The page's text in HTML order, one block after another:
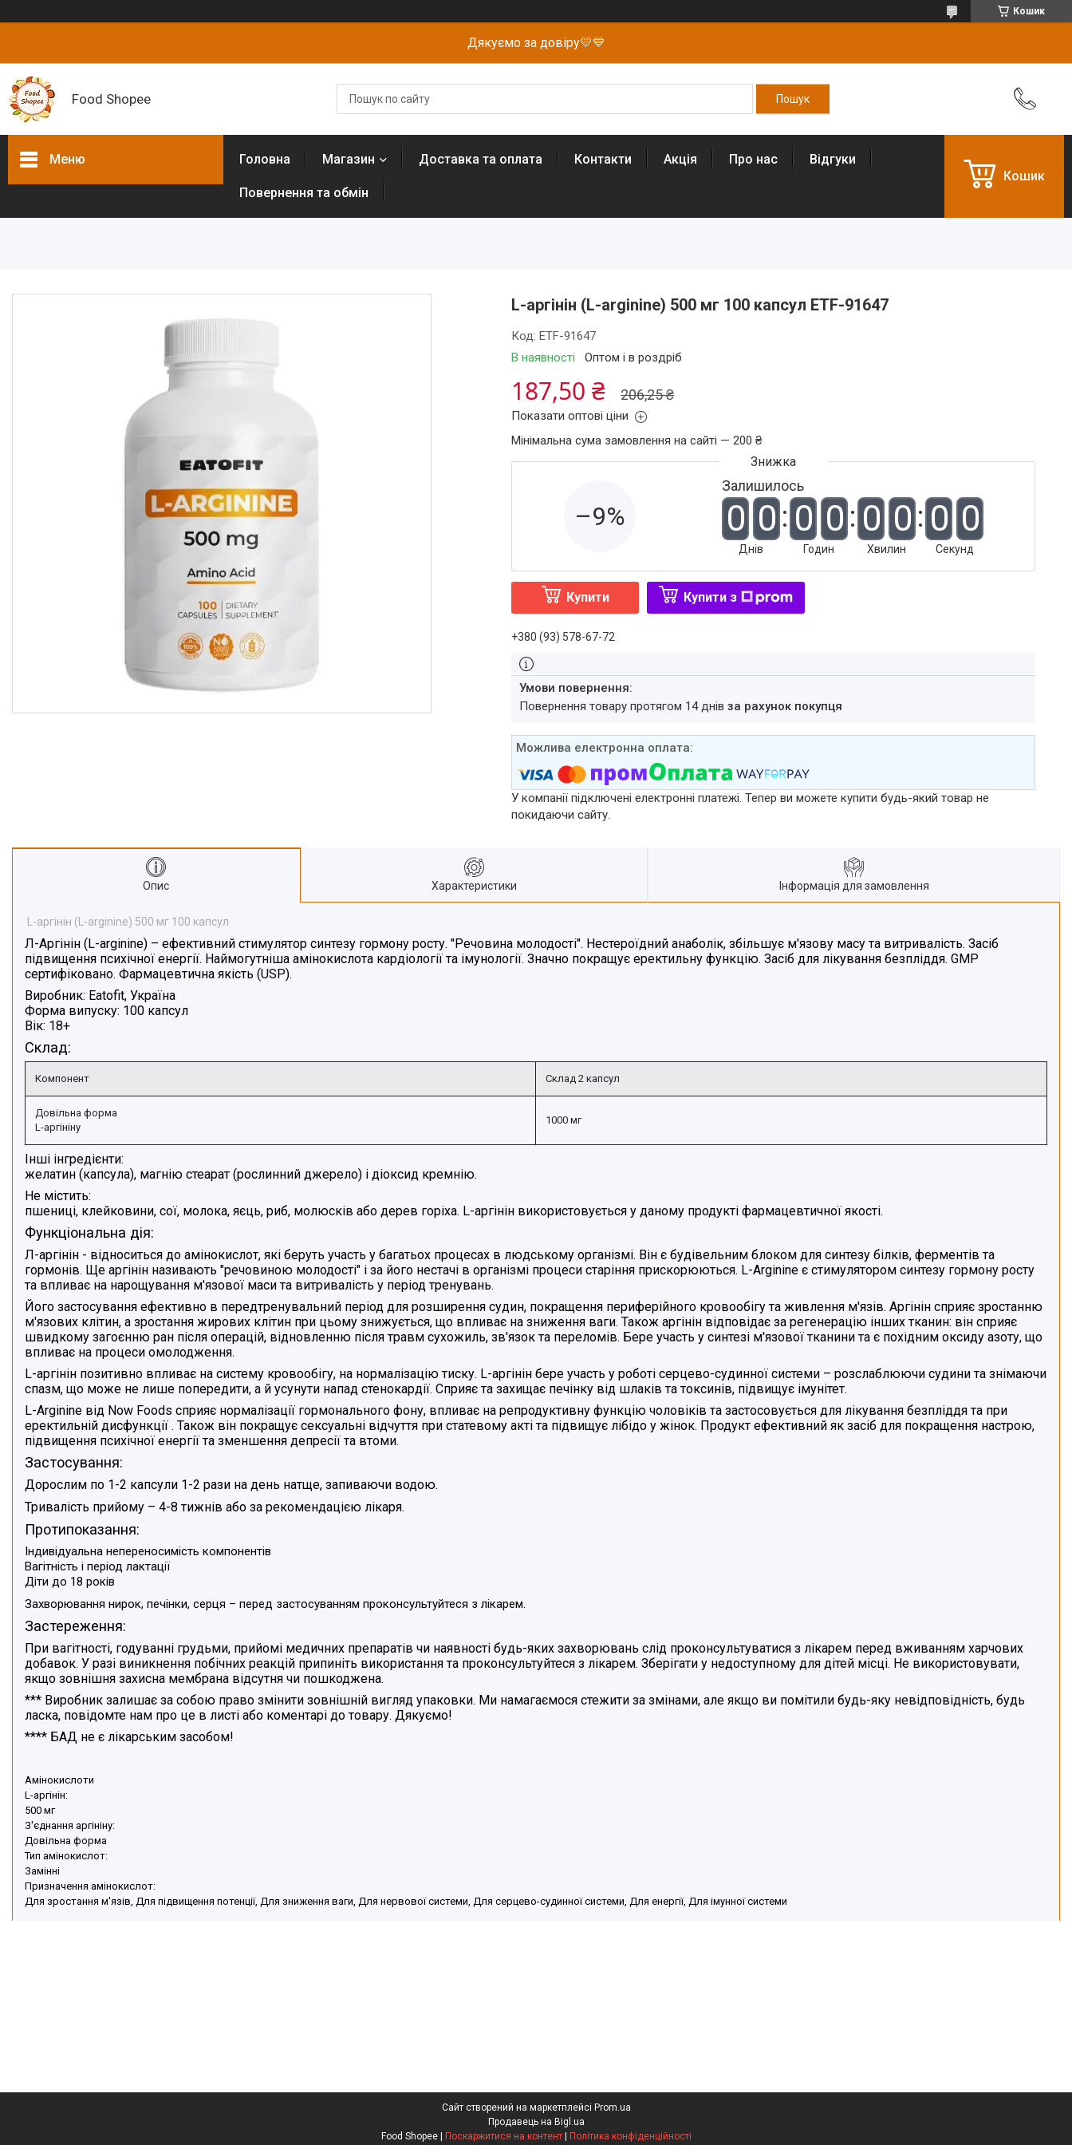
Кошик
Дякуємо за довіру💛💙
Food Shopee
Меню
Рослинні олії першого
холодного віджиму
Спеції, прянощі, приправи
Крупи, насіння, бобові
Головна Магазин Доставка та оплата Контакти Акція Про нас Відгуки
Повернення та обмін
Кошик
L-аргінін (L-arginine) 500 мг 100 капсул ETF-91647
В наявності Оптом і в роздріб
Код:ETF-91647
206,25 ₴
187,50 ₴
Показати оптові ціни
Мінімальна сума замовлення на сайті — 200 ₴
–9%
Залишилось
0 0
Днів
0 0
Годин
0 0
Хвилин
0 0
Секунд
Купити Купити з
+380 (93) 578-67-72
повернення товару протягом 14 днівза рахунок покупця
У компанії підключені електронні платежі. Тепер ви можете купити будь-який товар не
покидаючи сайту.
Опис Характеристики Інформація для замовлення
L-аргінін (L-arginine) 500 мг 100 капсул
Л-Аргінін (L-arginine) – ефективний стимулятор синтезу гормону росту. "Речовина молодості". Нестероїдний анаболік, збільшує м'язову масу та витривалість. Засіб
підвищення психічної енергії. Наймогутніша амінокислота кардіології та імунології. Значно покращує еректильну функцію. Засіб для лікування безпліддя. GMP
сертифіковано. Фармацевтична якість (USP).
Виробник: Eatofit, Україна
Форма випуску: 100 капсул
Вік: 18+
Склад:
Компонент Склад 2 капсул
Довільна форма
L-аргініну
1000 мг
Інші інгредієнти:
желатин (капсула), магнію стеарат (рослинний джерело) і діоксид кремнію.
Не містить:
пшениці, клейковини, сої, молока, яєць, риб, молюсків або дерев горіха. L-аргінін використовується у даному продукті фармацевтичної якості.
Функціональна дія:
Л-аргінін - відноситься до амінокислот, які беруть участь у багатьох процесах в людському організмі. Він є будівельним блоком для синтезу білків, ферментів та
гормонів. Ще аргінін називають "речовиною молодості" і за його нестачі в організмі процеси старіння прискорюються. L-Arginine є стимулятором синтезу гормону росту
та впливає на нарощування м'язової масита витривалість у період тренувань.
Його застосування ефективно в передтренувальний період для розширення судин, покращення периферійного кровообігу та живлення м'язів. Аргінін сприяє зростанню
м'язових клітин, а зростання жирових клітин при цьому знижується, що впливає на зниження ваги. Також аргінін відповідає за регенерацію інших тканин: він сприяє
швидкому загоєнню ран після операцій, відновленню після травм сухожиль, зв'язок та переломів. Бере участь у синтезі м'язової тканини та є похідним оксиду азоту, що
впливає на процеси омолодження.
L-аргінін позитивно впливає на систему кровообігу, на нормалізацію тиску. L-аргінін бере участь у роботі серцево-судинної системи – розслаблюючи судини та знімаючи
спазм, що може не лише попередити, а й усунути напад стенокардії. Сприяє та захищає печінку від шлаків та токсинів, підвищує імунітет.
L-Arginine від Now Foods сприяє нормалізації гормонального фону, впливає на репродуктивну функцію чоловіків та застосовується для лікування безпліддя та при
еректильній дисфункції . Також він покращує сексуальні відчуття при статевому акті та підвищує лібідо у жінок. Продукт ефективний як засіб для покращення настрою,
підвищення психічної енергії та зменшення депресії та втоми.
Застосування:
Дорослим по 1-2 капсули 1-2 рази на день натще, запиваючи водою.
Тривалість прийому – 4-8 тижнів або за рекомендацією лікаря.
Протипоказання:
Індивідуальна непереносимість компонентів
Вагітність і період лактації
Діти до 18 років
Захворювання нирок, печінки, серця – перед застосуванням проконсультуйтеся з лікарем.
Застереження:
При вагітності, годуванні грудьми, прийомі медичних препаратів чи наявності будь-яких захворювань слід проконсультуватися з лікарем перед вживанням харчових
добавок. У разі виникнення побічних реакцій припиніть використання та проконсультуйтеся з лікарем. Зберігати у недоступному для дітей місці. Не використовувати,
якщо зовнішня захисна мембрана відсутня чи пошкоджена.
*** Виробник залишає за собою право змінити зовнішній вигляд упаковки. Ми намагаємося стежити за змінами, але якщо ви помітили будь-яку невідповідність, будь
ласка, повідомте нам про це в листі або коментарі до товару. Дякуємо!
**** БАД не є лікарським засобом!
Амінокислоти
L-аргінін:
500 мг
З'єднання аргініну:
Довільна форма
Тип амінокислот:
Замінні
Призначення амінокислот:
Для зростання м'язів, Для підвищення потенції, Для зниження ваги, Для нервової системи, Для серцево-судинної системи, Для енергії, Для імунної системи
Сайт створений на маркетплейсі Prom.ua
Продавець на Bigl.ua
Food Shopee | Поскаржитися на контент | Політика конфіденційності